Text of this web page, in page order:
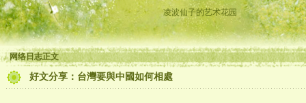
凌波仙子的艺术花园
网络日志正文
好文分享：台灣要與中國如何相處